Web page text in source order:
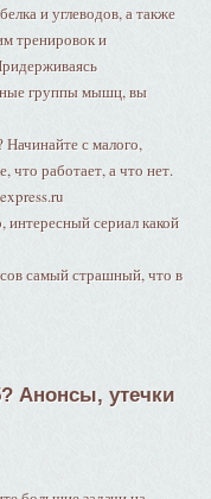
и углеводов, а также
тренировок и
группы мышц, вы
с малого,
что работает, а что нет.
интересный сериал какой
самый страшный, что в
Анонсы, утечки